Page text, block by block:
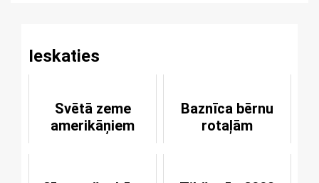
Ieskaties
Svētā zeme
amerikāņiem
Baznīca bērnu
rotaļām